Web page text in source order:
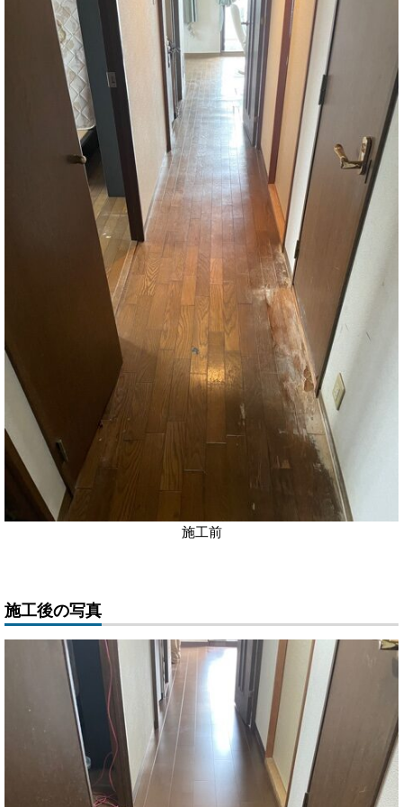
施工前
施工後の写真